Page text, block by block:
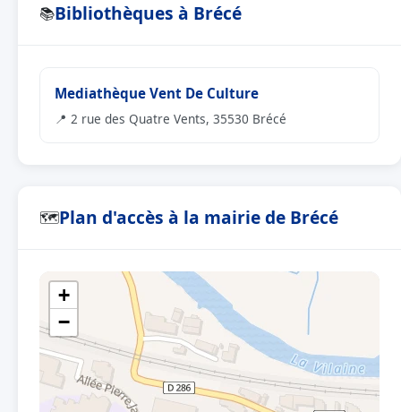
📚Bibliothèques à Brécé
Mediathèque Vent De Culture
📍 2 rue des Quatre Vents, 35530 Brécé
🗺Plan d'accès à la mairie de Brécé
+
−